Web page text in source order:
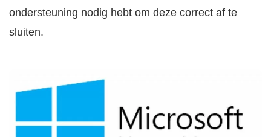
ondersteuning nodig hebt om deze correct af te
sluiten.